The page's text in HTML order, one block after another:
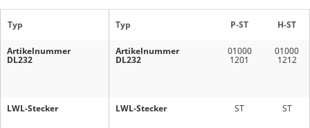
Typ P-ST H-ST
Artikelnummer
DL232
01000
1201
01000
1212
LWL-Stecker ST ST
Typ
Artikelnummer
DL232
LWL-Stecker